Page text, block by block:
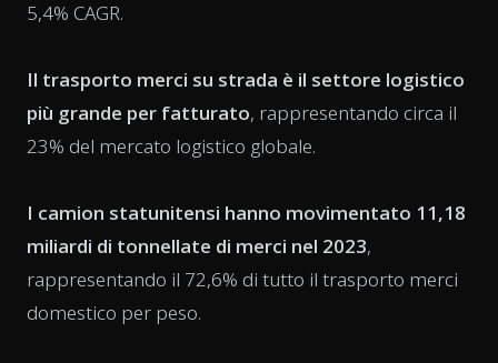
5,4% CAGR.
Il trasporto merci su strada è il settore logistico
più grande per fatturato, rappresentando circa il
23% del mercato logistico globale.
I camion statunitensi hanno movimentato 11,18
miliardi di tonnellate di merci nel 2023,
rappresentando il 72,6% di tutto il trasporto merci
domestico per peso.